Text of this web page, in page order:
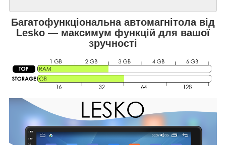
Багатофункціональна автомагнітола від
Lesko — максимум функцій для вашої
зручності